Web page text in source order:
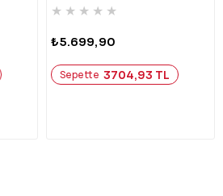
★ ★ ★ ★ ★
₺5.699,90
Sepette 3704,93 TL